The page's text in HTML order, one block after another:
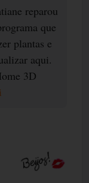
reparou
que
plantas e
aqui.
3D